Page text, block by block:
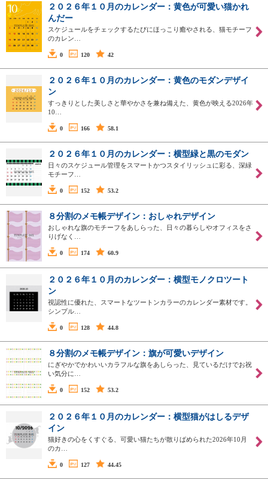
２０２６年１０月のカレンダー：黄色が可愛い猫かれ
んだー
スケジュールをチェックするたびにほっこり癒やされる、猫モチーフ
のカレン…
0 120 42
２０２６年１０月のカレンダー：黄色のモダンデザイ
ン
すっきりとした美しさと華やかさを兼ね備えた、黄色が映える2026年
10…
0 166 58.1
２０２６年１０月のカレンダー：横型緑と黒のモダン
日々のスケジュール管理をスマートかつスタイリッシュに彩る、深緑
モチーフ…
0 152 53.2
８分割のメモ帳デザイン：おしゃれデザイン
おしゃれな旗のモチーフをあしらった、日々の暮らしやオフィスをさ
りげなく…
0 174 60.9
２０２６年１０月のカレンダー：横型モノクロツート
ン
視認性に優れた、スマートなツートンカラーのカレンダー素材です。
シンプル…
0 128 44.8
８分割のメモ帳デザイン：旗が可愛いデザイン
にぎやかでかわいいカラフルな旗をあしらった、見ているだけでお祝
い気分に…
0 152 53.2
２０２６年１０月のカレンダー：横型猫がはしるデザ
イン
猫好きの心をくすぐる、可愛い猫たちが散りばめられた2026年10月
のカ…
0 127 44.45